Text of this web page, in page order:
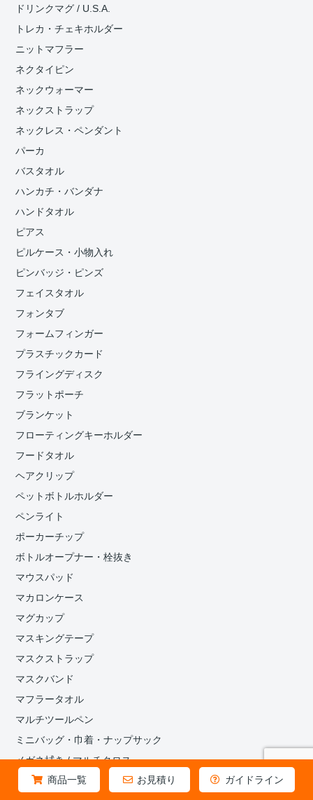
商品一覧 お見積り ガイドライン
ドリンクマグ / U.S.A.
トレカ・チェキホルダー
ニットマフラー
ネクタイピン
ネックウォーマー
ネックストラップ
ネックレス・ペンダント
パーカ
バスタオル
ハンカチ・バンダナ
ハンドタオル
ピアス
ピルケース・小物入れ
ピンバッジ・ピンズ
フェイスタオル
フォンタブ
フォームフィンガー
プラスチックカード
フライングディスク
フラットポーチ
ブランケット
フローティングキーホルダー
フードタオル
ヘアクリップ
ペットボトルホルダー
ペンライト
ポーカーチップ
ボトルオープナー・栓抜き
マウスパッド
マカロンケース
マグカップ
マスキングテープ
マスクストラップ
マスクバンド
マフラータオル
マルチツールペン
ミニバッグ・巾着・ナップサック
メガネ拭き / マルチクロス
メタルキーホルダー